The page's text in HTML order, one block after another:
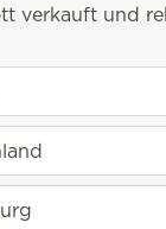
der
verkauft und